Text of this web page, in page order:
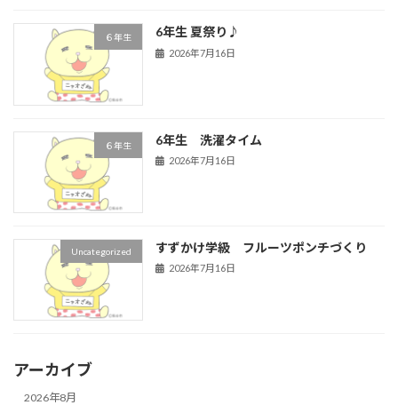
６年生 6年生 夏祭り♪
2026年7月16日
６年生 6年生 洗濯タイム
2026年7月16日
Uncategorized すずかけ学級 フルーツポンチづくり
2026年7月16日
アーカイブ
2026年8月